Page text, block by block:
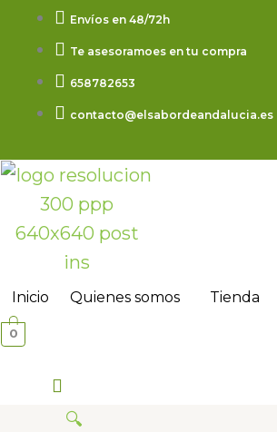
contenido
Envíos en 48/72h
Te asesoramoes en tu compra
658782653
contacto@elsabordeandalucia.es
Inicio Quienes somos Tienda
0
🔍
Banderillas
Dulces
cantidad